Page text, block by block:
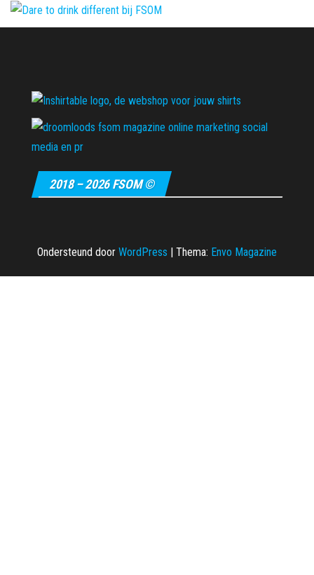
2018 – 2026 FSOM ©
Ondersteund door WordPress Thema: Envo Magazine